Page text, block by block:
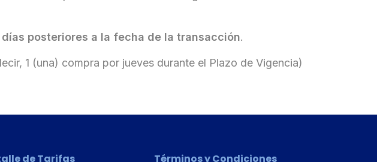
posteriores a la fecha de la transacción.
1 (una) compra por jueves durante el Plazo de Vigencia)
de Tarifas Términos y Condiciones